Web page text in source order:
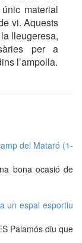
material
vi. Aquests
lleugeresa,
per a
l’ampolla.
del Mataró (1-
bona ocasió de
un espai esportiu
Palamós diu que